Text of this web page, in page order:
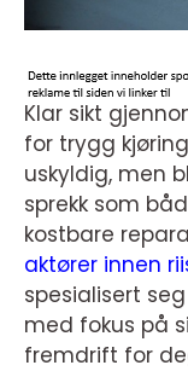
Klar sikt
for trygg
uskyldig, men
sprekk som
kostbare
aktører innen
spesialisert
med fokus på
fremdrift for